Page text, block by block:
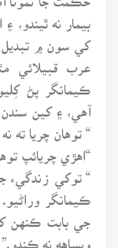
بيمار نه
کي سون ۾
عرب قبيلائي
ڪيمانگر پڻ
آهي، ۽ کين
“ توهان چريا ته
“اهڙي چريائپ
“ توکي زندگيء
ڪيمانگر
جي بابت ڪنهن
ويساهه نه ڪندو.”